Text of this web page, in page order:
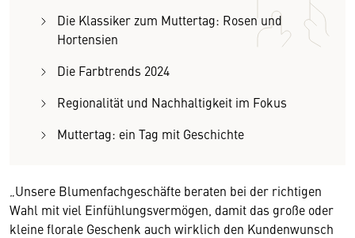
Die Klassiker zum Muttertag: Rosen und
Hortensien
Die Farbtrends 2024
Regionalität und Nachhaltigkeit im Fokus
Muttertag: ein Tag mit Geschichte
„Unsere Blumenfachgeschäfte beraten bei der richtigen
Wahl mit viel Einfühlungsvermögen, damit das große oder
kleine florale Geschenk auch wirklich den Kundenwunsch